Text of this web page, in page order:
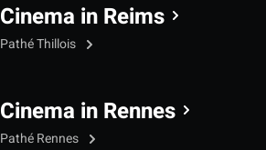
Cinema in Reims
Pathé Thillois
Cinema in Rennes
Pathé Rennes